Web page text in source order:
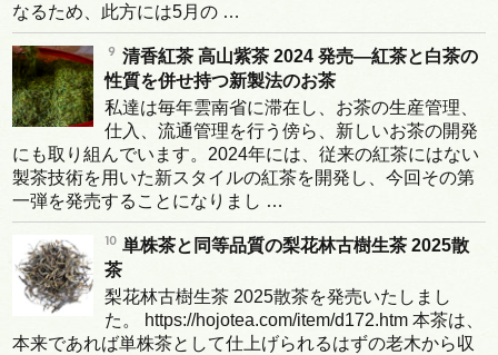
なるため、此方には5月の …
清香紅茶 高山紫茶 2024 発売―紅茶と白茶の
性質を併せ持つ新製法のお茶
私達は毎年雲南省に滞在し、お茶の生産管理、
仕入、流通管理を行う傍ら、新しいお茶の開発
にも取り組んでいます。2024年には、従来の紅茶にはない
製茶技術を用いた新スタイルの紅茶を開発し、今回その第
一弾を発売することになりまし …
単株茶と同等品質の梨花林古樹生茶 2025散
茶
梨花林古樹生茶 2025散茶を発売いたしまし
た。 https://hojotea.com/item/d172.htm 本茶は、
本来であれば単株茶として仕上げられるはずの老木から収